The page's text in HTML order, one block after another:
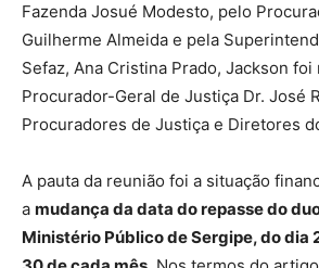
Fazenda Josué Modesto, pelo
Guilherme Almeida e pela
Sefaz, Ana Cristina Prado, Jackson
Procurador-Geral de Justiça Dr. José
Procuradores de Justiça e Diretores
A pauta da reunião foi a situação
a mudança da data do repasse do
Ministério Público de Sergipe, do dia